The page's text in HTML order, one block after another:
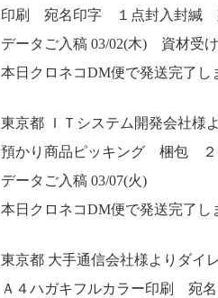
印刷 宛名印字 １点封入封緘
データご入稿 03/02(木) 資材受
本日クロネコDM便で発送完了し
東京都 ＩＴシステム開発会社様
預かり商品ピッキング 梱包 ２
データご入稿 03/07(火)
本日クロネコDM便で発送完了し
東京都 大手通信会社様よりダイ
Ａ４ハガキフルカラー印刷 宛